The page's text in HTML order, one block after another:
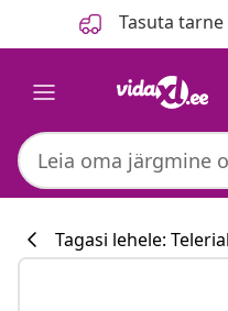
Tasuta
Tagasi lehele: